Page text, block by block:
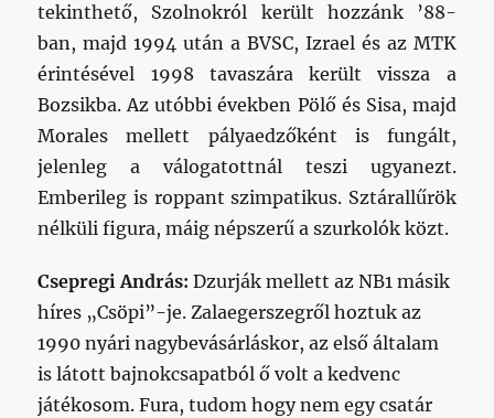
tekinthető, Szolnokról került hozzánk ’88-
ban, majd 1994 után a BVSC, Izrael és az MTK
érintésével 1998 tavaszára került vissza a
Bozsikba. Az utóbbi években Pölő és Sisa, majd
Morales mellett pályaedzőként is fungált,
jelenleg a válogatottnál teszi ugyanezt.
Emberileg is roppant szimpatikus. Sztárallűrök
nélküli figura, máig népszerű a szurkolók közt.
Csepregi András:Dzurják mellett az NB1 másik
híres „Csöpi”-je. Zalaegerszegről hoztuk az
1990 nyári nagybevásárláskor, az első általam
is látott bajnokcsapatból ő volt a kedvenc
játékosom. Fura, tudom hogy nem egy csatár